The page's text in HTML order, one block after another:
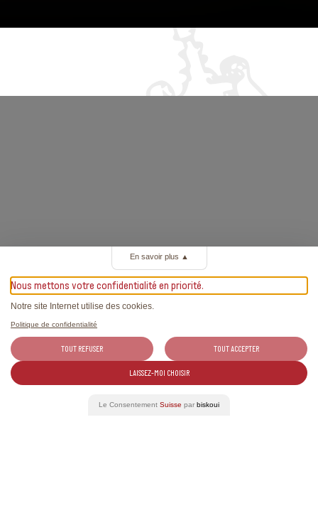
En savoir plus ▲
Nous mettons votre confidentialité en priorité.
Notre site Internet utilise des cookies.
Politique de confidentialité
TOUT REFUSER TOUT ACCEPTER
LAISSEZ-MOI CHOISIR
Le Consentement Suisse par biskoui